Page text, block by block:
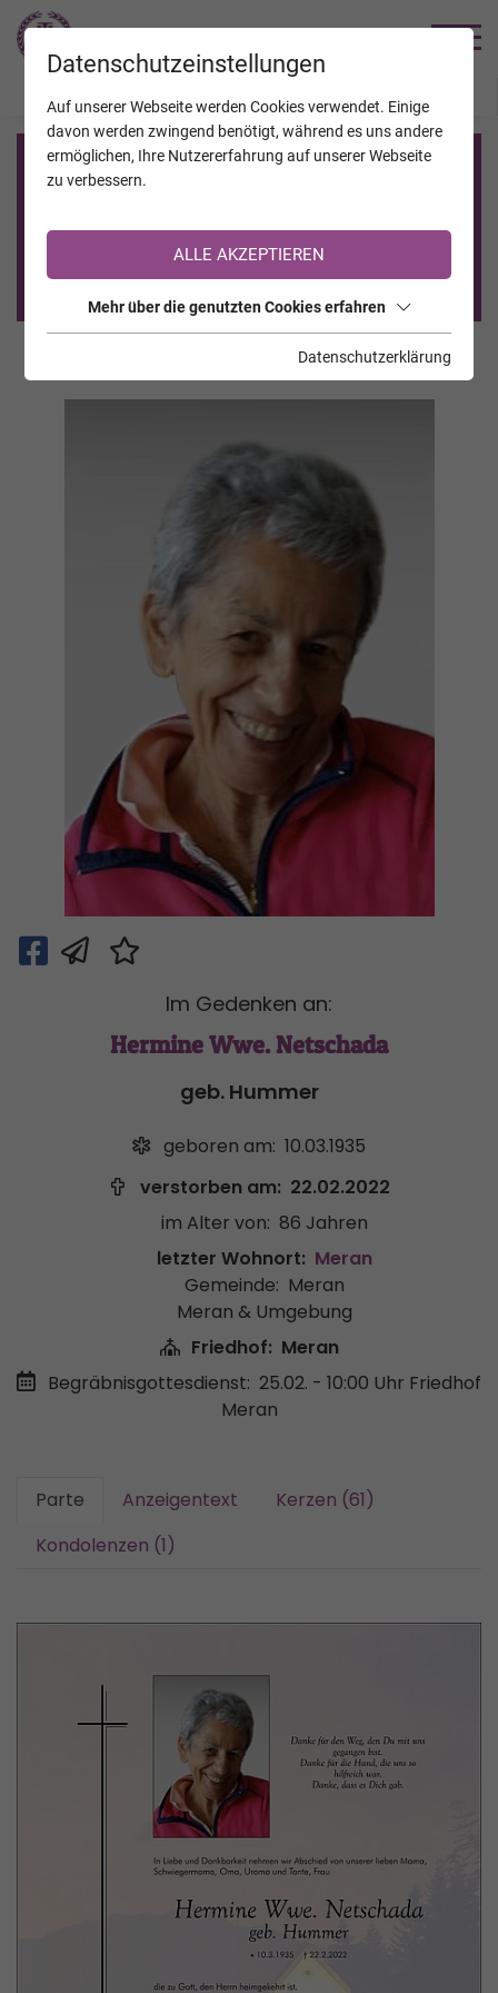
Registrierung auf TrauerHilfe.it
Sie sind noch nicht auf TrauerHilfe.it registriert?
>> zur kostenlosen Registrierung <<
Im Gedenken an:
Hermine Wwe. Netschada
geb. Hummer
geboren am: 10.03.1935
verstorben am: 22.02.2022
im Alter von: 86 Jahren
letzter Wohnort: Meran
Gemeinde: Meran
Meran & Umgebung
Friedhof: Meran
Begräbnisgottesdienst: 25.02. - 10:00 Uhr Friedhof
Meran
Parte Anzeigentext
Kerzen (61)
Kondolenzen (1)
Datenschutzeinstellungen
Auf unserer Webseite werden Cookies verwendet. Einige
davon werden zwingend benötigt, während es uns andere
ermöglichen, Ihre Nutzererfahrung auf unserer Webseite
zu verbessern.
ALLE AKZEPTIEREN
Mehr über die genutzten Cookies erfahren
Datenschutzerklärung
JAHRESTAGE KALENDER VERSTORBENE